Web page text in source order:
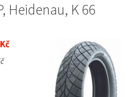
Heidenau, K 66